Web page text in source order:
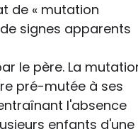
de « mutation
signes apparents
le père. La
pré-mutée à ses
l'absence
enfants d'une